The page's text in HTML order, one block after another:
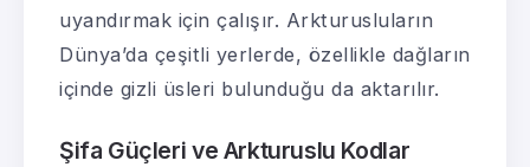
uyandırmak için çalışır. Arkturusluların
Dünya’da çeşitli yerlerde, özellikle dağların
içinde gizli üsleri bulunduğu da aktarılır.
Şifa Güçleri ve Arkturuslu Kodlar